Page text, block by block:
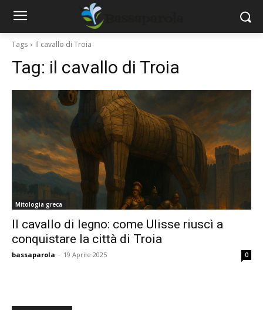
Tags Il cavallo di Troia
Tag: il cavallo di Troia
Mitologia greca
Il cavallo di legno: come Ulisse riuscì a
conquistare la città di Troia
bassaparola - 19 Aprile 2025 0